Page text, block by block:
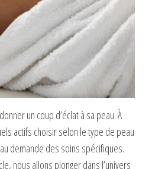
un coup d’éclat à sa peau. À
actifs choisir selon le type de peau
demande des soins spécifiques.
nous allons plonger dans l’univers